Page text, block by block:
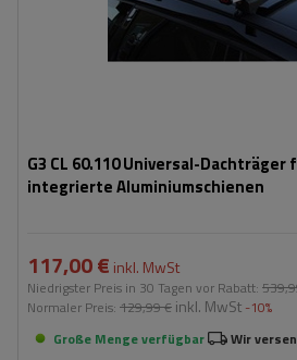
G3 CL 60.110 Universal-
integrierte Aluminiumschienen
117,00 € inkl. MwSt
Niedrigster Preis in 30 Tagen vor Rabatt:
Normaler Preis: 129,99 € inkl. MwSt -10%
Große Menge verfügbar
Wir